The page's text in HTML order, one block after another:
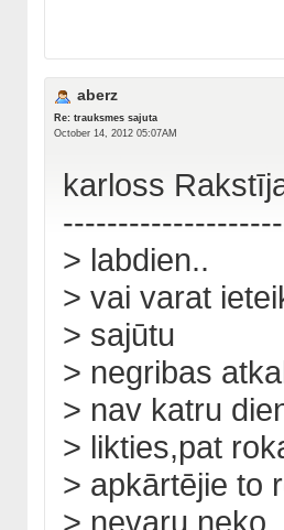
aberz
Re: trauksmes sajuta
October 14, 2012 05:07AM
karloss
> labdien..
> vai varat
> sajūtu
> negribas
> nav katru
> likties,pat
> apkārtējie to
> nevaru neko.